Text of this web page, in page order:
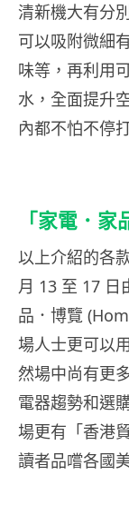
清新機大有分
可以吸附微細
味等，再利用
水，全面提升
內都不怕不停
「家電．家
以上介紹的各
月 13 至 17 日
品．博覽
場人士更可以
然場中尚有更
電器趨勢和選
場更有「香港
讀者品嚐各國